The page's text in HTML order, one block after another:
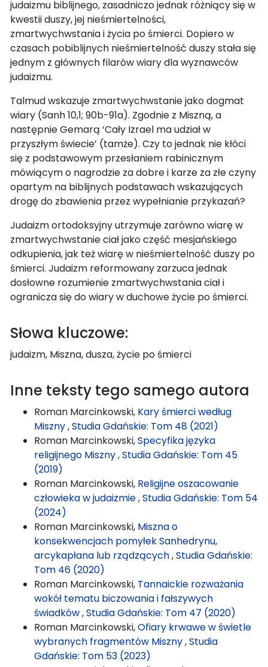
judaizmu biblijnego, zasadniczo jednak różniący się w
kwestii duszy, jej nieśmiertelności,
zmartwychwstania i życia po śmierci. Dopiero w
czasach pobiblijnych nieśmiertelność duszy stała się
jednym z głównych filarów wiary dla wyznawców
judaizmu.
Talmud wskazuje zmartwychwstanie jako dogmat
wiary (Sanh 10,1; 90b-91a). Zgodnie z Miszną, a
następnie Gemarą ‘Cały Izrael ma udział w
przyszłym świecie’ (tamże). Czy to jednak nie kłóci
się z podstawowym przesłaniem rabinicznym
mówiącym o nagrodzie za dobre i karze za złe czyny
opartym na biblijnych podstawach wskazujących
drogę do zbawienia przez wypełnianie przykazań?
Judaizm ortodoksyjny utrzymuje zarówno wiarę w
zmartwychwstanie ciał jako część mesjańskiego
odkupienia, jak też wiarę w nieśmiertelność duszy po
śmierci. Judaizm reformowany zarzuca jednak
dosłowne rozumienie zmartwychwstania ciał i
ogranicza się do wiary w duchowe życie po śmierci.
Słowa kluczowe:
judaizm, Miszna, dusza, życie po śmierci
Inne teksty tego samego autora
Roman Marcinkowski, Kary śmierci według
Miszny,Studia Gdańskie: Tom 48 (2021)
Roman Marcinkowski,Specyfika języka
religijnego Miszny,Studia Gdańskie: Tom 45
(2019)
Roman Marcinkowski, Religijne oszacowanie
człowieka w judaizmie,Studia Gdańskie: Tom 54
(2024)
Roman Marcinkowski, Miszna o
konsekwencjach pomyłek Sanhedrynu,
arcykapłana lub rządzących,Studia Gdańskie:
Tom 46 (2020)
Roman Marcinkowski, Tannaickie rozważania
wokół tematu biczowania i fałszywych
świadków,Studia Gdańskie: Tom 47 (2020)
Roman Marcinkowski,Ofiary krwawe w świetle
wybranych fragmentów Miszny,Studia
Gdańskie: Tom 53 (2023)